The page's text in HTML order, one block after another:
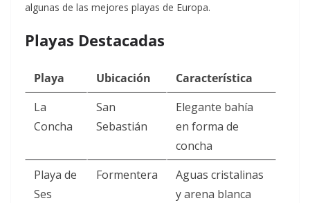
algunas de las mejores playas de Europa.
Playas Destacadas
Playa Ubicación
Característica
La
Concha
San
Sebastián
Elegante bahía
en forma de
concha
Playa de
Ses
Formentera
Aguas cristalinas
y arena blanca